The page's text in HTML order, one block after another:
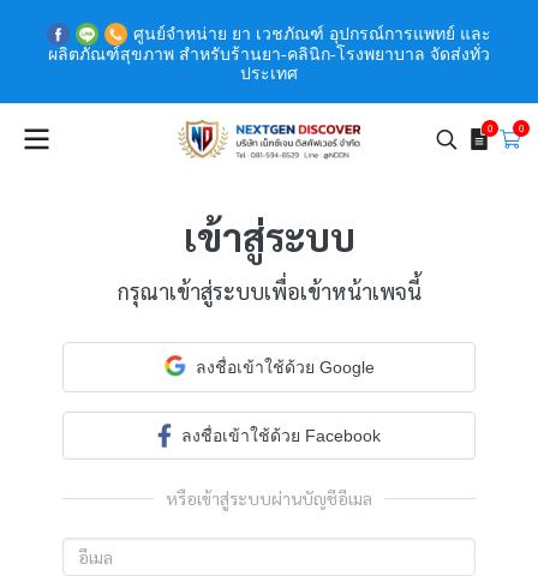
ศูนย์จำหน่าย ยา เวชภัณฑ์ อุปกรณ์การแพทย์ และ
ผลิตภัณฑ์สุขภาพ สำหรับร้านยา-คลินิก-โรงพยาบาล จัดส่งทั่ว
ประเทศ
0 0
เข้าสู่ระบบ
กรุณาเข้าสู่ระบบเพื่อเข้าหน้าเพจนี้
ลงชื่อเข้าใช้ด้วย Google
ลงชื่อเข้าใช้ด้วย Facebook
หรือเข้าสู่ระบบผ่านบัญชีอีเมล